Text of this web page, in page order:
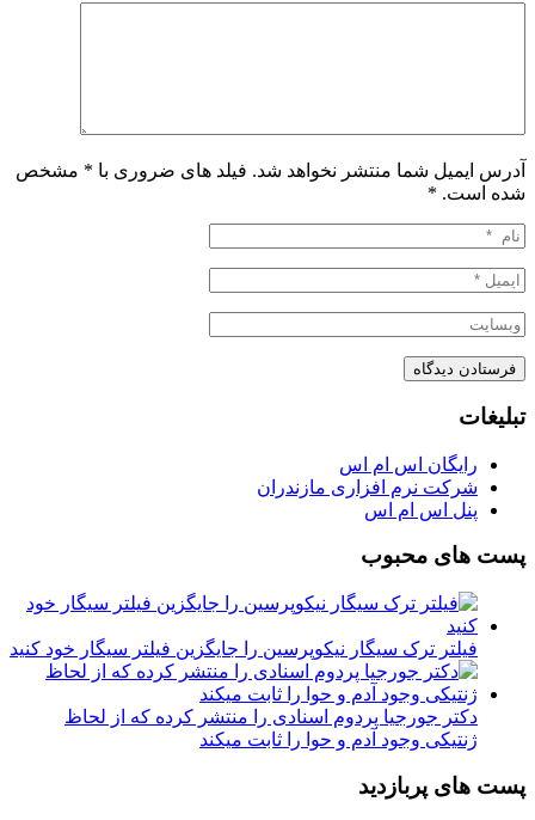
آدرس ایمیل شما منتشر نخواهد شد. فیلد های ضروری با * مشخص
شده است. *
تبلیغات
رایگان اس ام اس
شرکت نرم افزاری مازندران
پنل اس ام اس
پست های محبوب
فیلتر ترک سیگار نیکوپرسین را جایگزین فیلتر سیگار خود کنید
دکتر جورجیا پردوم اسنادی را منتشر کرده که از لحاظ
ژنتیکی وجود آدم و حوا را ثابت میکند
پست های پربازدید